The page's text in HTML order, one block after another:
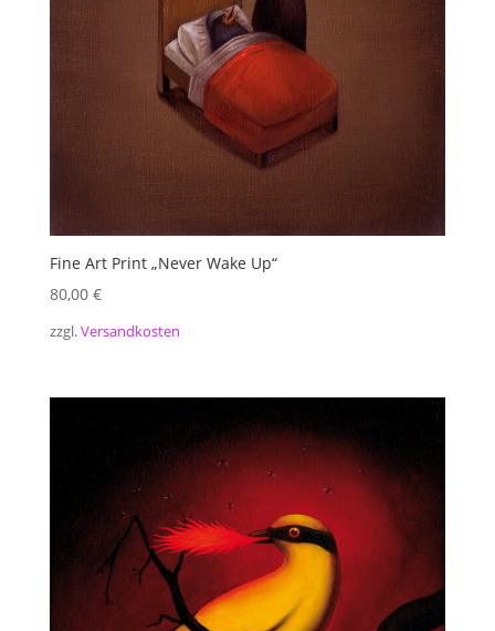
Fine Art Print „Never Wake Up“
80,00 €
zzgl.Versandkosten